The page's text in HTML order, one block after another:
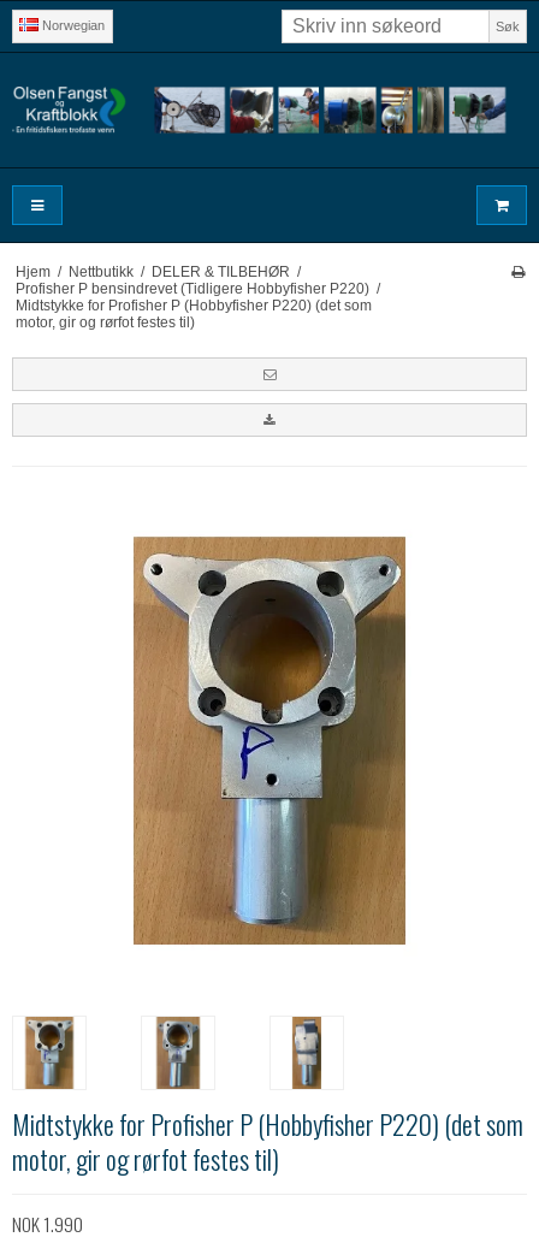
Norwegian Søk
Hjem / Nettbutikk / DELER & TILBEHØR /
Profisher P bensindrevet (Tidligere Hobbyfisher P220) /
Midtstykke for Profisher P (Hobbyfisher P220) (det som
motor, gir og rørfot festes til)
Midtstykke for Profisher P (Hobbyfisher P220) (det som
motor, gir og rørfot festes til)
NOK 1.990